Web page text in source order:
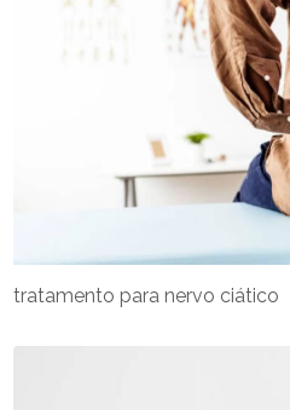
tratamento para nervo ciático